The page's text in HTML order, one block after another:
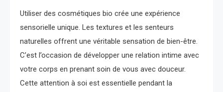
Utiliser des cosmétiques bio crée une expérience
sensorielle unique. Les textures et les senteurs
naturelles offrent une véritable sensation de bien-être.
C’est l’occasion de développer une relation intime avec
votre corps en prenant soin de vous avec douceur.
Cette attention à soi est essentielle pendant la